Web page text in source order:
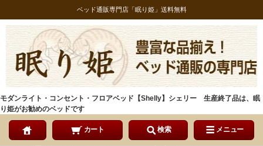
ベッド通販専門店「眠り姫」送料無料
モダンライト・コンセント・フロアベッド【Shelly】シェリー 生産終了品は、眠
り姫がお勧めのベッドです
カート 検索 メニュー